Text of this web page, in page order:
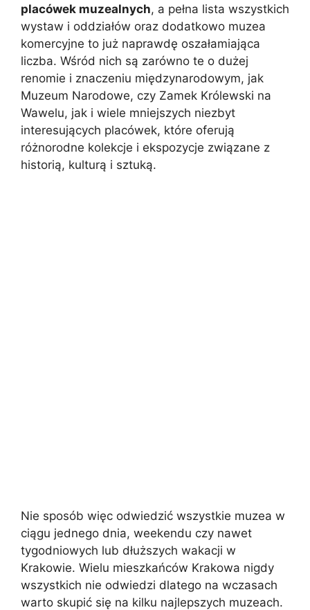
placówek muzealnych, a pełna lista wszystkich
wystaw i oddziałów oraz dodatkowo muzea
komercyjne to już naprawdę oszałamiająca
liczba. Wśród nich są zarówno te o dużej
renomie i znaczeniu międzynarodowym, jak
Muzeum Narodowe, czy Zamek Królewski na
Wawelu, jak i wiele mniejszych niezbyt
interesujących placówek, które oferują
różnorodne kolekcje i ekspozycje związane z
historią, kulturą i sztuką.
Nie sposób więc odwiedzić wszystkie muzea w
ciągu jednego dnia, weekendu czy nawet
tygodniowych lub dłuższych wakacji w
Krakowie. Wielu mieszkańców Krakowa nigdy
wszystkich nie odwiedzi dlatego na wczasach
warto skupić się na kilku najlepszych muzeach.